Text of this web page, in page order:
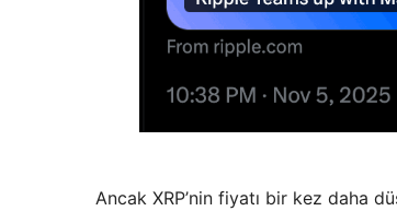
Ancak XRP’nin fiyatı bir kez daha